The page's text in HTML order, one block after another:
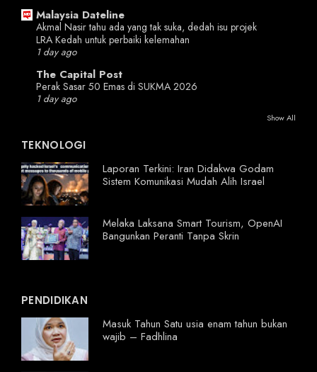
Malaysia Dateline
Akmal Nasir tahu ada yang tak suka, dedah isu projek
LRA Kedah untuk perbaiki kelemahan
1 day ago
The Capital Post
Perak Sasar 50 Emas di SUKMA 2026
1 day ago
Show All
TEKNOLOGI
Laporan Terkini: Iran Didakwa Godam
Sistem Komunikasi Mudah Alih Israel
Melaka Laksana Smart Tourism, OpenAI
Bangunkan Peranti Tanpa Skrin
PENDIDIKAN
Masuk Tahun Satu usia enam tahun bukan
wajib – Fadhlina